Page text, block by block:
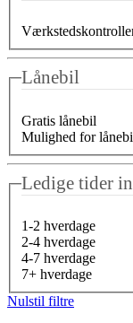
Lånebil
Gratis lånebil
Mulighed for
Ledige tider
1-2 hverdage
2-4 hverdage
4-7 hverdage
7+ hverdage
Nulstil filtre